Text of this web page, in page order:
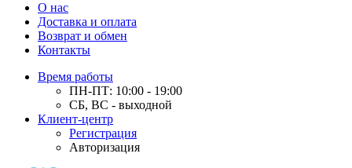
О нас
Доставка и оплата
Возврат и обмен
Контакты
Время работы
ПН-ПТ: 10:00 - 19:00
СБ, ВС - выходной
Клиент-центр
Регистрация
Авторизация